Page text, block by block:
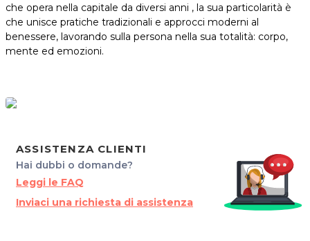
che opera nella capitale da diversi anni , la sua particolarità è
che unisce pratiche tradizionali e approcci moderni al
benessere, lavorando sulla persona nella sua totalità: corpo,
mente ed emozioni.
ASSISTENZA CLIENTI
Hai dubbi o domande?
Leggi le FAQ
Inviaci una richiesta di assistenza